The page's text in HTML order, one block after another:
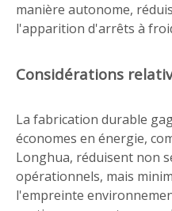
manière autonome,
l'apparition d'arrêts à
Considérations
La fabrication durable
économes en énergie,
Longhua, réduisent non
opérationnels, mais
l'empreinte